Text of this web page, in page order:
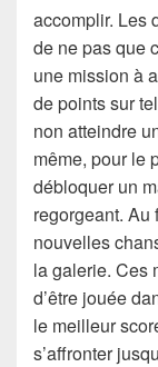
accomplir. Les
de ne pas que
une mission à
de points sur
non atteindre
même, pour le
débloquer un
regorgeant. Au
nouvelles
la galerie. Ces
d’être jouée
le meilleur
s’affronter